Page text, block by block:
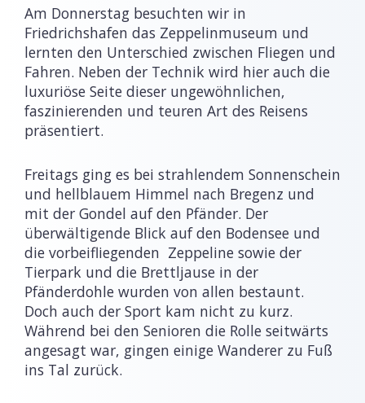
Am Donnerstag besuchten wir in
Friedrichshafen das Zeppelinmuseum und
lernten den Unterschied zwischen Fliegen und
Fahren. Neben der Technik wird hier auch die
luxuriöse Seite dieser ungewöhnlichen,
faszinierenden und teuren Art des Reisens
präsentiert.
Freitags ging es bei strahlendem Sonnenschein
und hellblauem Himmel nach Bregenz und
mit der Gondel auf den Pfänder. Der
überwältigende Blick auf den Bodensee und
die vorbeifliegenden Zeppeline sowie der
Tierpark und die Brettljause in der
Pfänderdohle wurden von allen bestaunt.
Doch auch der Sport kam nicht zu kurz.
Während bei den Senioren die Rolle seitwärts
angesagt war, gingen einige Wanderer zu Fuß
ins Tal zurück.